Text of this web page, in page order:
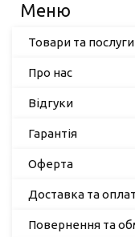
Товари та послуги
Про нас
Відгуки
Гарантія
Оферта
Доставка та
Повернення та